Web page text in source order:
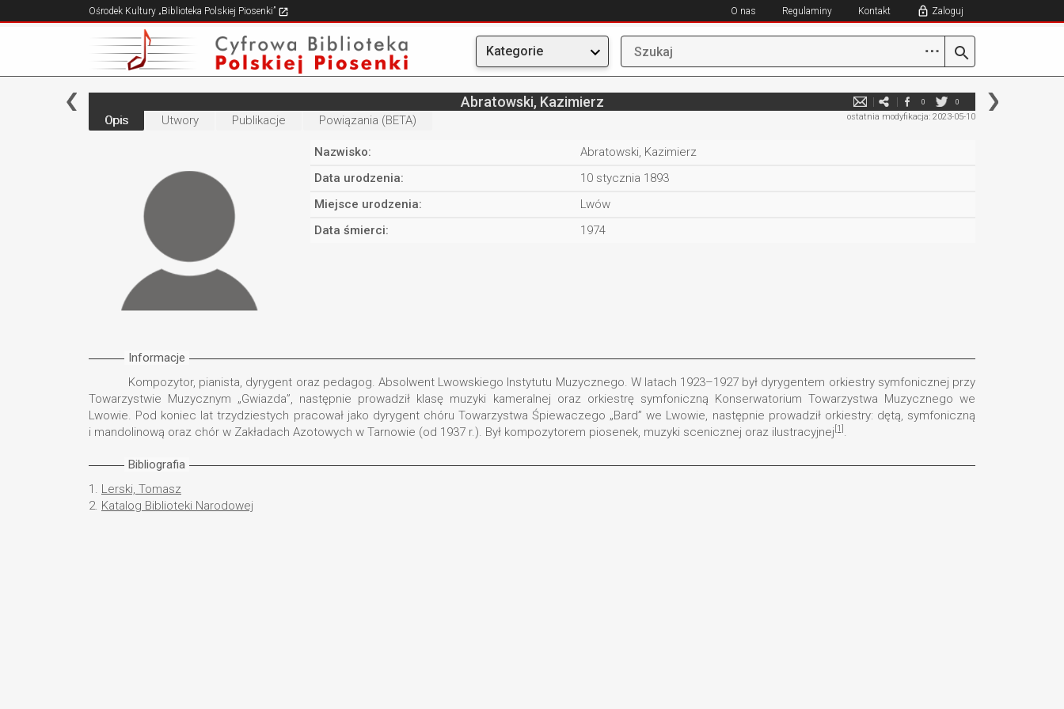
Ośrodek Kultury „Biblioteka Polskiej Piosenki” O nas Regulaminy Kontakt Zaloguj
Kategorie ⋯
Abratowski, Kazimierz 0 0
ostatnia modyfikacja: 2023-05-10
Opis Utwory Publikacje Powiązania (BETA)
Nazwisko:
Abratowski, Kazimierz
Data urodzenia:
10 stycznia 1893
Miejsce urodzenia:
Lwów
Data śmierci:
1974
Informacje
Kompozytor, pianista, dyrygent oraz pedagog. Absolwent Lwowskiego Instytutu Muzycznego. W latach 1923–1927 był dyrygentem orkiestry symfonicznej przy
Towarzystwie Muzycznym „Gwiazda”, następnie prowadził klasę muzyki kameralnej oraz orkiestrę symfoniczną Konserwatorium Towarzystwa Muzycznego we
Lwowie. Pod koniec lat trzydziestych pracował jako dyrygent chóru Towarzystwa Śpiewaczego „Bard” we Lwowie, następnie prowadził orkiestry: dętą, symfoniczną
i mandolinową oraz chór w Zakładach Azotowych w Tarnowie (od 1937 r.). Był kompozytorem piosenek, muzyki scenicznej oraz ilustracyjnej [1] .
Bibliografia
1. Lerski, Tomasz
2. Katalog Biblioteki Narodowej